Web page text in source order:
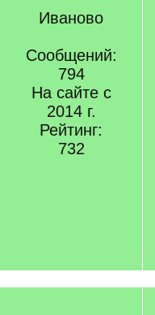
Иваново
Сообщений:
794
На сайте с
2014 г.
Рейтинг:
732